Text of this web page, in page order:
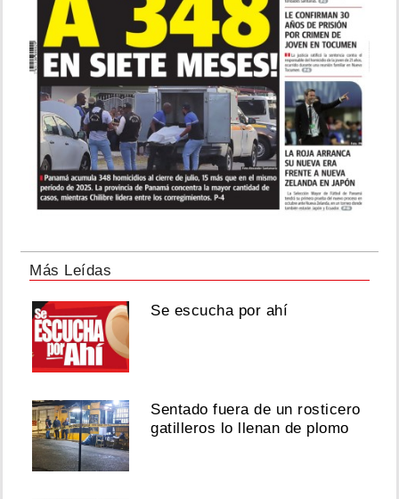
Más Leídas
Se escucha por ahí
Sentado fuera de un rosticero
gatilleros lo llenan de plomo